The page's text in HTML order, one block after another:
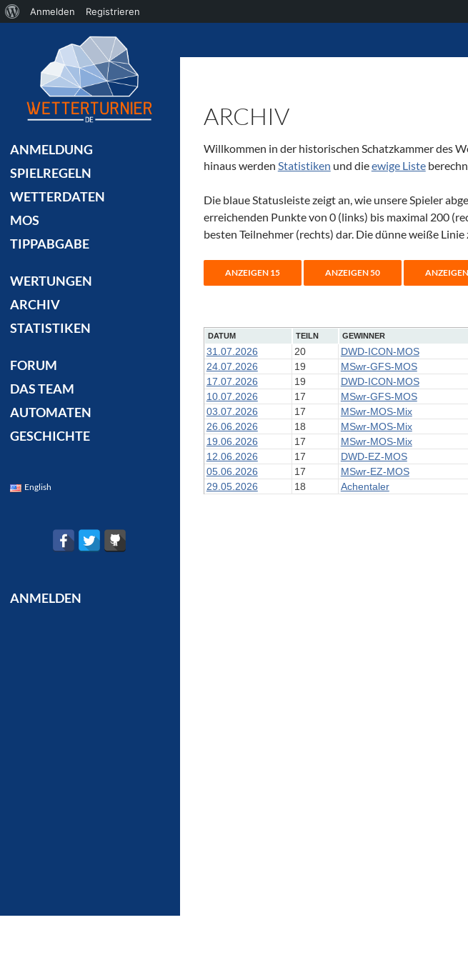
ARCHIV
Willkommen in der historischen Schatzkammer des
hinaus werden Statistiken und dieewige Liste
Die blaue Statusleiste zeigt an, wie unsere Spieler
erreichenden Punkte von 0 (links) bis maximal 200
besten Teilnehmer (rechts) dar. Die dünne weiße
DATUM TEILN GEWINNER
31.07.2026 20 DWD-ICON-MOS
24.07.2026
19 MSwr-GFS-MOS
17.07.2026
19 DWD-ICON-MOS
10.07.2026
17 MSwr-GFS-MOS
03.07.2026
17 MSwr-MOS-Mix
26.06.2026
18 MSwr-MOS-Mix
19.06.2026
17 MSwr-MOS-Mix
12.06.2026
17 DWD-EZ-MOS
05.06.2026
17 MSwr-EZ-MOS
29.05.2026
18 Achentaler
ANMELDUNG
SPIELREGELN
WETTERDATEN
MOS
TIPPABGABE
WERTUNGEN
ARCHIV
STATISTIKEN
FORUM
DAS TEAM
AUTOMATEN
GESCHICHTE
English
ANMELDEN
Über
Anmelden Registrieren